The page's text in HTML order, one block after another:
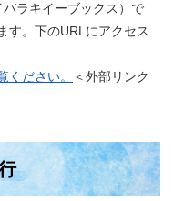
ラキイーブックス）で
す。下のURLにアクセス
ください。
＜外部リンク